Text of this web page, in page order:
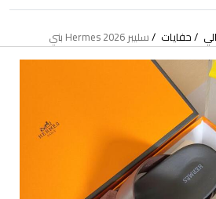
حفايات سليبر Hermes 2026 بني